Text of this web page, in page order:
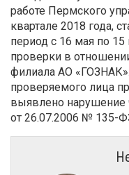
работе Пермского
квартале 2018 года,
период с 16 мая по
проверки в
филиала АО
проверяемого лица
выявлено нарушение
от 26.07.2006 № 135-